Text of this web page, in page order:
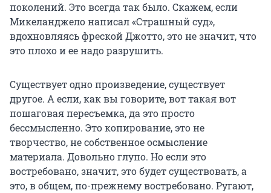
поколений. Это всегда так было. Скажем, если
Микеланджелонаписал «Страшный суд»,
вдохновляясь фреской Джотто, это не значит, что
это плохо и ее надо разрушить.
Существует одно произведение, существует
другое. А если, как вы говорите, вот такая вот
пошаговая пересъемка, да это просто
бессмысленно. Это копирование, это не
творчество, не собственное осмысление
материала. Довольно глупо. Но если это
востребовано, значит, это будет существовать, а
это, в общем, по-прежнему востребовано. Ругают,